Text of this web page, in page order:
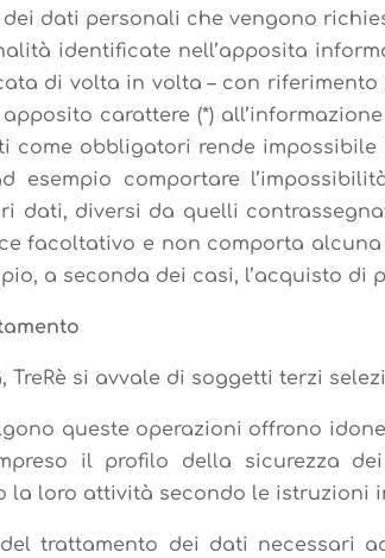
dei dati personali che vengono
identificate nell’apposita
di volta in volta – con
carattere (*)
come obbligatori rende
esempio comportare
dati, diversi da quelli
facoltativo e non comporta
a seconda dei casi, l’acquisto di
TreRè si avvale di soggetti terzi
queste operazioni offrono
il profilo della sicurezza
la loro attività secondo le istruzioni
trattamento dei dati necessari